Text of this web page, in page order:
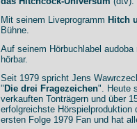
Mit seinem Liveprogramm Hitch
Bühne.
Auf seinem Hörbuchlabel
hörbar.
Seit 1979 spricht Jens
" Die drei Fragezeichen". Heute
verkauften Tonträgern und über
erfolgreichste
ersten Folge 1979 Fan und hat